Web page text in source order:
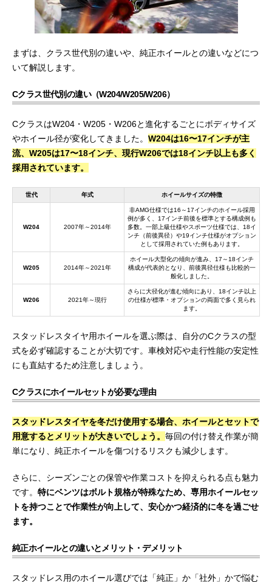
まずは、クラス世代別の違いや、純正ホイールとの違いなどにつ
いて解説します。
Cクラス世代別の違い（W204/W205/W206）
CクラスはW204・W205・W206と進化するごとにボディサイズ
やホイール径が変化してきました。 W204は16〜17インチが主
流、W205は17〜18インチ、現行W206では18インチ以上も多く
採用されています。
世代 年式 ホイールサイズの特徴
W204 2007年～2014年
非AMG仕様では16～17インチのホイール採用
例が多く、17インチ前後を標準とする構成例も
多数。一部上級仕様やスポーツ仕様では、18イ
ンチ（前後異径）や19インチ仕様がオプション
として採用されていた例もあります。
W205 2014年～2021年
ホイール大型化の傾向が進み、17～18インチ
構成が代表的となり、前後異径仕様も比較的一
般化しました。
W206 2021年～現行
さらに大径化が進む傾向にあり、18インチ以上
の仕様が標準・オプションの両面で多く見られ
ます。
スタッドレスタイヤ用ホイールを選ぶ際は、自分のCクラスの型
式を必ず確認することが大切です。車検対応や走行性能の安定性
にも直結するため注意しましょう。
Cクラスにホイールセットが必要な理由
スタッドレスタイヤを冬だけ使用する場合、ホイールとセットで
用意するとメリットが大きいでしょう。 毎回の付け替え作業が簡
単になり、純正ホイールを傷つけるリスクも減少します。
さらに、シーズンごとの保管や作業コストを抑えられる点も魅力
です。 特にベンツはボルト規格が特殊なため、専用ホイールセッ
トを持つことで作業性が向上して、安心かつ経済的に冬を過ごせ
ます。
純正ホイールとの違いとメリット・デメリット
スタッドレス用のホイール選びでは「純正」か「社外」かで悩む